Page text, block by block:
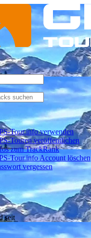
Tour.info verwenden
Touren veröffentlichen
zum TrackRank
Tour.info Account löschen
vergessen
seit